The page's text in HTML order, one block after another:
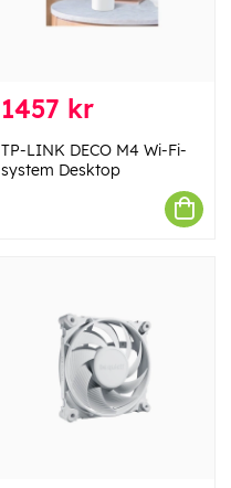
1457 kr
TP-LINK DECO M4 Wi-Fi-
system Desktop